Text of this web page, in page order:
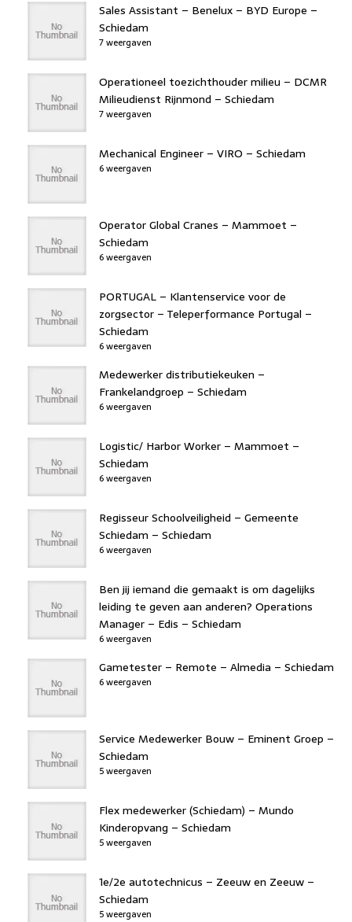
Sales Assistant – Benelux – BYD Europe –
Schiedam
7 weergaven
Operationeel toezichthouder milieu – DCMR
Milieudienst Rijnmond – Schiedam
7 weergaven
Mechanical Engineer – VIRO – Schiedam
6 weergaven
Operator Global Cranes – Mammoet –
Schiedam
6 weergaven
PORTUGAL – Klantenservice voor de
zorgsector – Teleperformance Portugal –
Schiedam
6 weergaven
Medewerker distributiekeuken –
Frankelandgroep – Schiedam
6 weergaven
Logistic/ Harbor Worker – Mammoet –
Schiedam
6 weergaven
Regisseur Schoolveiligheid – Gemeente
Schiedam – Schiedam
6 weergaven
Ben jij iemand die gemaakt is om dagelijks
leiding te geven aan anderen? Operations
Manager – Edis – Schiedam
6 weergaven
Gametester – Remote – Almedia – Schiedam
6 weergaven
Service Medewerker Bouw – Eminent Groep –
Schiedam
5 weergaven
Flex medewerker (Schiedam) – Mundo
Kinderopvang – Schiedam
5 weergaven
1e/2e autotechnicus – Zeeuw en Zeeuw –
Schiedam
5 weergaven